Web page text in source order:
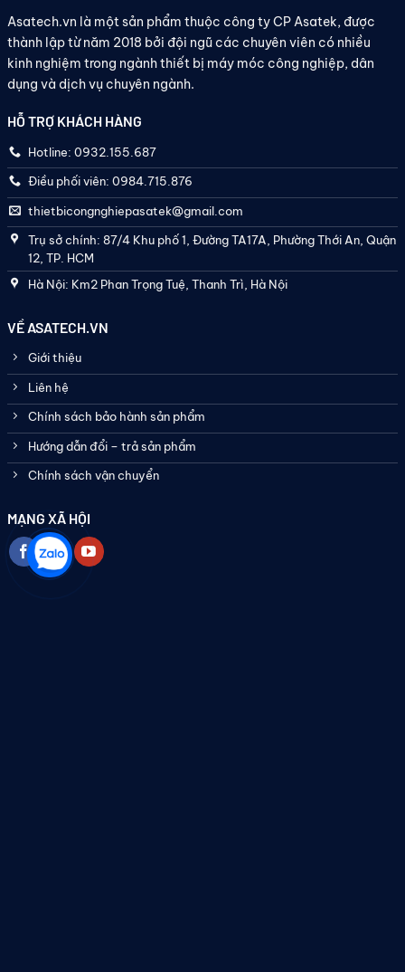
Asatech.vn là một sản phẩm thuộc công ty CP Asatek, được
thành lập từ năm 2018 bởi đội ngũ các chuyên viên có nhiều
kinh nghiệm trong ngành thiết bị máy móc công nghiệp, dân
dụng và dịch vụ chuyên ngành.
HỖ TRỢ KHÁCH HÀNG
Hotline: 0932.155.687
Điều phối viên: 0984.715.876
thietbicongnghiepasatek@gmail.com
Trụ sở chính: 87/4 Khu phố 1, Đường TA17A, Phường Thới An, Quận
12, TP. HCM
Hà Nội: Km2 Phan Trọng Tuệ, Thanh Trì, Hà Nội
VỀ ASATECH.VN
Giới thiệu
Liên hệ
Chính sách bảo hành sản phẩm
Hướng dẫn đổi – trả sản phẩm
Chính sách vận chuyển
MẠNG XÃ HỘI